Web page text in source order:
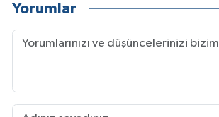
Yorumlar